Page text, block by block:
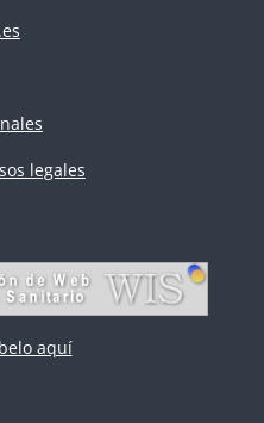
legales
aquí